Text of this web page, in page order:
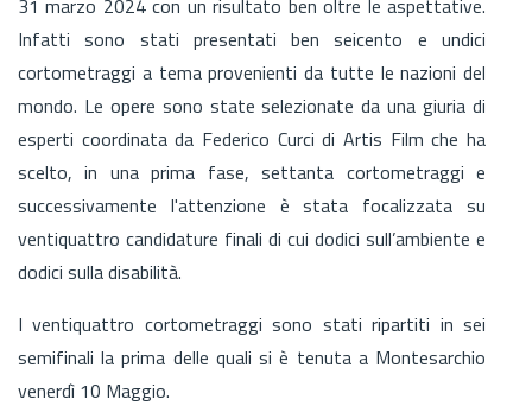
31 marzo 2024 con un risultato ben oltre le aspettative.
Infatti sono stati presentati ben seicento e undici
cortometraggi a tema provenienti da tutte le nazioni del
mondo. Le opere sono state selezionate da una giuria di
esperti coordinata da Federico Curci di Artis Film che ha
scelto, in una prima fase, settanta cortometraggi e
successivamente l'attenzione è stata focalizzata su
ventiquattro candidature finali di cui dodici sull’ambiente e
dodici sulla disabilità.
I ventiquattro cortometraggi sono stati ripartiti in sei
semifinali la prima delle quali si è tenuta a Montesarchio
venerdì 10 Maggio.